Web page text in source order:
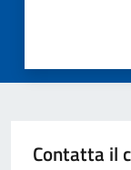
Contatta il